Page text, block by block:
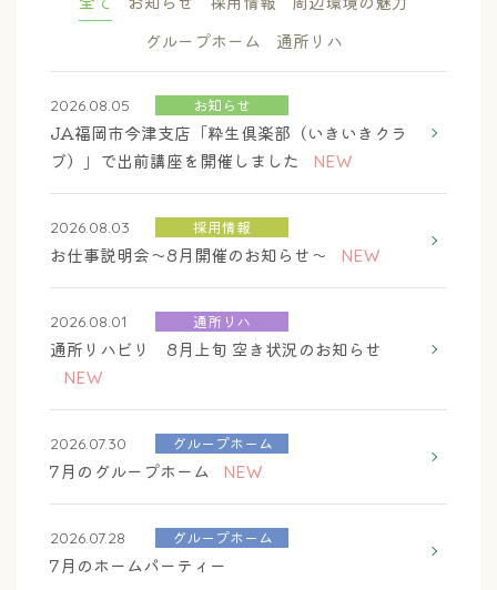
グループホーム
通所リハ
2026.08.05 お知らせ
JA福岡市今津支店「粋生倶楽部（いきいきクラ
ブ）」で出前講座を開催しました
NEW
2026.08.03 採用情報
お仕事説明会～8月開催のお知らせ～ NEW
2026.08.01 通所リハ
通所リハビリ 8月上旬 空き状況のお知らせ
NEW
2026.07.30 グループホーム
7月のグループホーム NEW
2026.07.28 グループホーム
7月のホームパーティー